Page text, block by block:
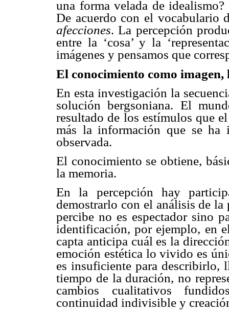
una forma velada de
De acuerdo con el vocabulario
afecciones. La percepción
entre la ‘cosa’ y la
imágenes y pensamos que
El conocimiento como imagen,
En esta investigación la
solución bergsoniana. El
resultado de los estímulos que
más la información que se
observada.
El conocimiento se obtiene,
la memoria.
En la percepción hay
demostrarlo con el análisis de
percibe no es espectador sino
identificación, por ejemplo, en
capta anticipa cuál es la
emoción estética lo vivido es
es insuficiente para describirlo,
tiempo de la duración, no
cambios cualitativos
continuidad indivisible y